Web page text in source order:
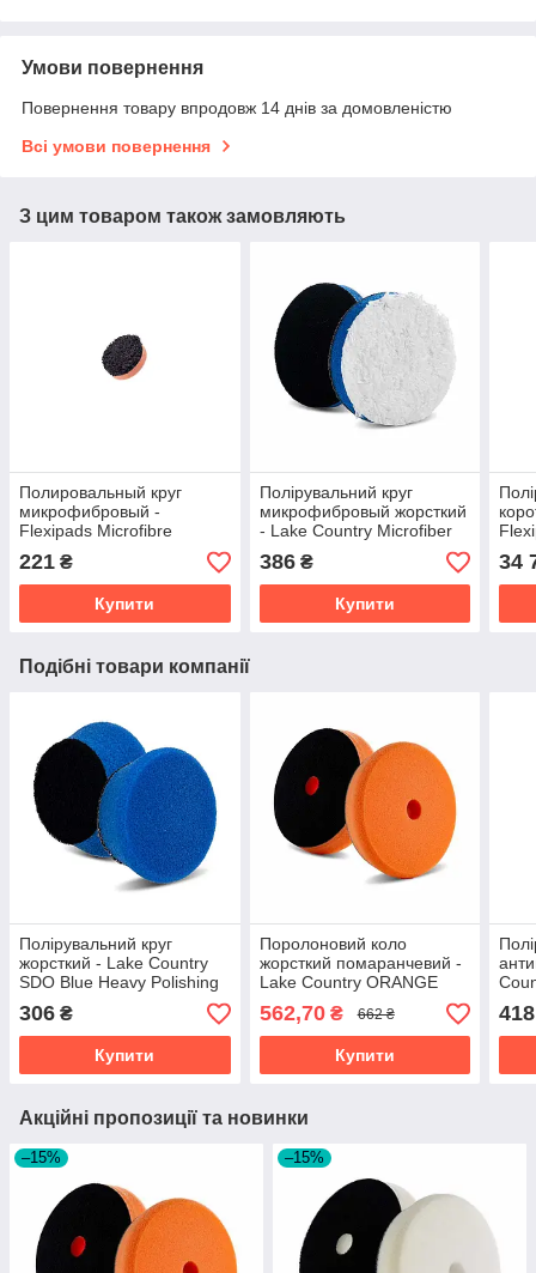
Умови повернення
Повернення товару впродовж 14 днів за домовленістю
Всі умови повернення
З цим товаром також замовляють
Полировальный круг
микрофибровый -
Flexipads Microfibre
Cutting 50 мм. (2") черно-
оранжевый (MGCB2)
221 ₴
Купити
Полірувальний круг
микрофибровый жорсткий
- Lake Country Microfiber
White CUT 50 мм. (MF-225
CUT)
386₴
Купити
34
Подібні товари компанії
Полірувальний круг
жорсткий - Lake Country
SDO Blue Heavy Polishing
306 ₴
Купити
Поролоновий коло
жорсткий помаранчевий -
Lake Country ORANGE
Foam Cutting Pad 125 мм.
(FR-HORANGE 5.5)
562,70₴ 662 ₴
Купити
418
Акційні пропозиції та новинки
–15% –15%